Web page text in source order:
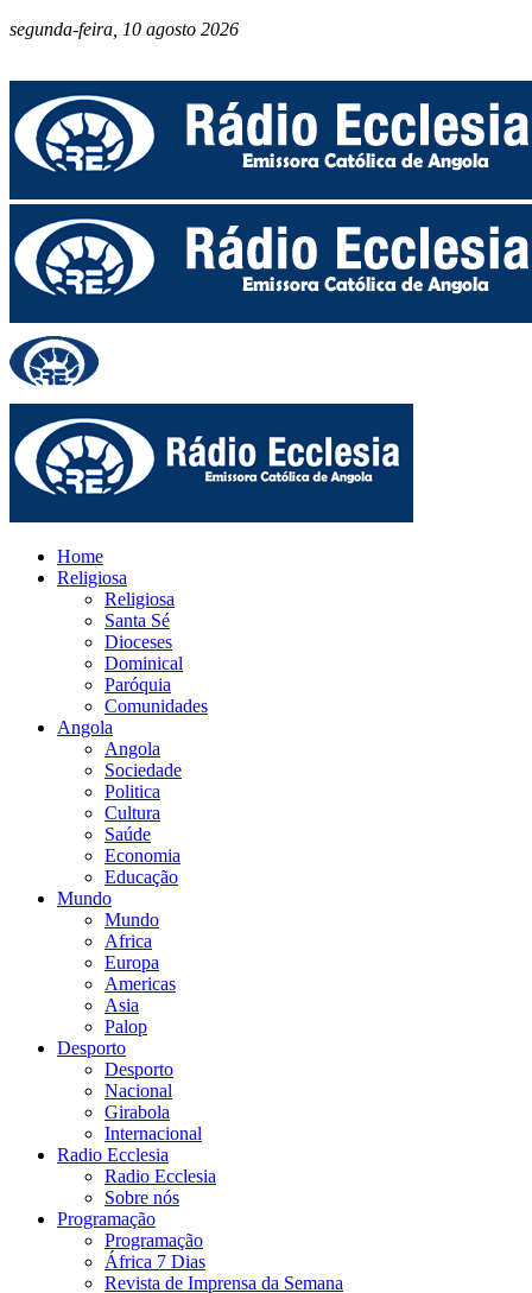
segunda-feira, 10 agosto 2026
Home
Religiosa
Religiosa
Santa Sé
Dioceses
Dominical
Paróquia
Comunidades
Angola
Angola
Sociedade
Politica
Cultura
Saúde
Economia
Educação
Mundo
Mundo
Africa
Europa
Americas
Asia
Palop
Desporto
Desporto
Nacional
Girabola
Internacional
Radio Ecclesia
Radio Ecclesia
Sobre nós
Programação
Programação
África 7 Dias
Revista de Imprensa da Semana